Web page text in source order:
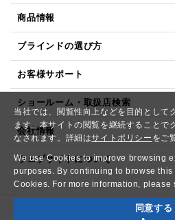
当社では、閲覧性向上などを目的とし
ます。本サイトの閲覧を継続することで
なされます。詳細はサイトポリシー をご
We use Cookies to improve browsing
purposes. By continuing to browse
Cookies. For more information, please
同意する
商品情報
ブラインドの選び方
お客様サポート
ショールーム・取扱店検索
会社情報
ウェブサイトについて
Copyright© NICHIBEI CO.,LTD.